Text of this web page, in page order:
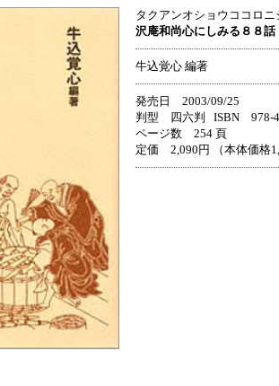
タクアンオショウココロ
沢庵和尚心にしみる８８話
牛込覚心 編著
発売日 2003/09/25
判型 四六判 ISBN 978-
ページ数 254 頁
定価 2,090円 （本体価格